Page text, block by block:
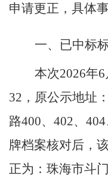
申请更正，具体
一、已中标
本次2026年6
32 ，原公示地址
路400、 402、 404
牌档案核对后，
正为：珠海市斗